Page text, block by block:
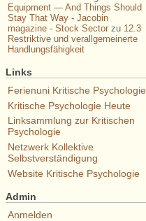
Equipment — And Things Should
Stay That Way - Jacobin
magazine - Stock Sectorzu 12.3
Restriktive und verallgemeinerte
Handlungsfähigkeit
Links
Ferienuni Kritische Psychologie
Kritische Psychologie Heute
Linksammlung zur Kritischen
Psychologie
Netzwerk Kollektive
Selbstverständigung
Website Kritische Psychologie
Admin
Anmelden